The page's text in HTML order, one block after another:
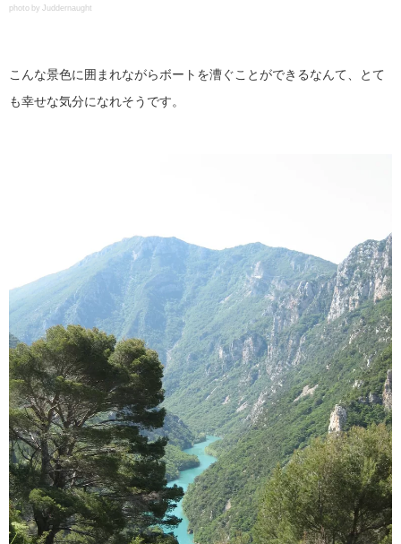
photo by Juddernaught
こんな景色に囲まれながらボートを漕ぐことができるなんて、とて
も幸せな気分になれそうです。